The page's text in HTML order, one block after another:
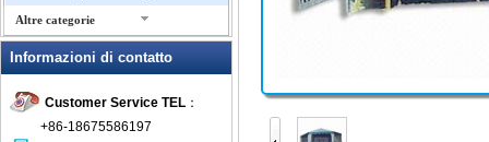
Altre categorie
Mobili da giardino in rattan
Mobili di bambù per esterni
Mobili di lusso per esterni
mobili in legno per esterni
Informazioni di contatto
Customer Service TEL ：
+86-18675586197